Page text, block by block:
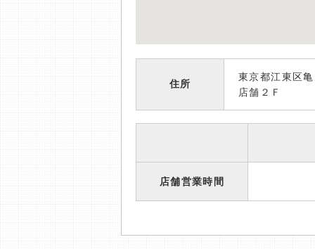
住所
東京都江東区
店舗２Ｆ
店舗営業時間